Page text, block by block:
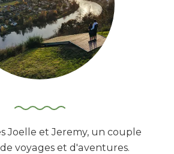
Joelle et Jeremy, un couple
voyages et d'aventures.